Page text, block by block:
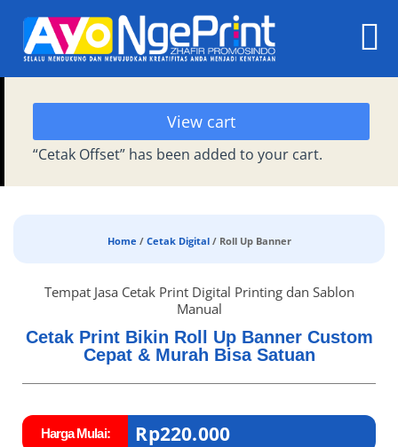
“Cetak Offset” has been added to your cart.
View cart
Home / Cetak Digital/ Roll Up Banner
Tempat Jasa Cetak Print Digital Printing dan Sablon
Manual
Cetak Print Bikin Roll Up Banner Custom
Cepat & Murah Bisa Satuan
Harga Mulai: Rp220.000